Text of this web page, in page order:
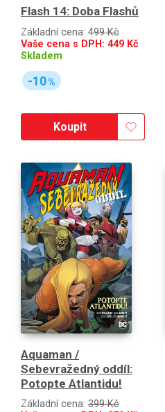
Flash 14: Doba Flashů
Základní cena: 499 Kč
Vaše cena s DPH: 449 Kč
Skladem
-10%
Koupit
Aquaman /
Sebevražedný oddíl:
Potopte Atlantidu!
Základní cena: 399 Kč